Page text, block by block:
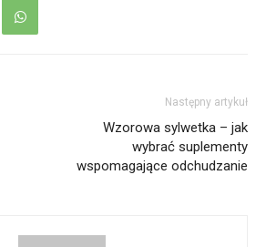
Następny artykuł
Wzorowa sylwetka – jak
wybrać suplementy
wspomagające odchudzanie